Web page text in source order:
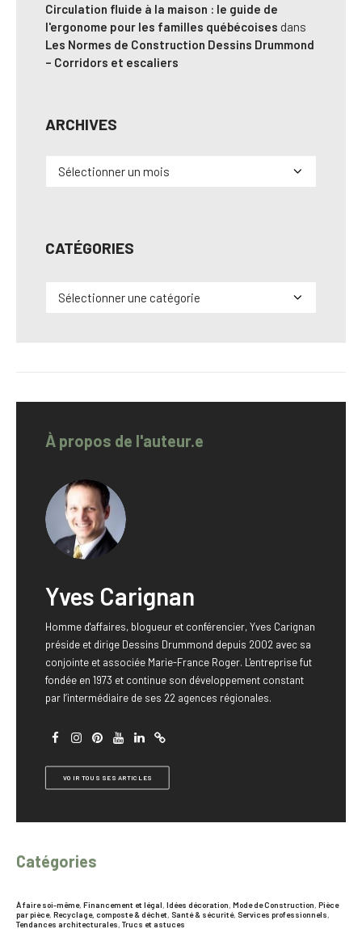
Circulation fluide à la maison : le guide de
l'ergonome pour les familles québécoises dans
Les Normes de Construction Dessins Drummond
– Corridors et escaliers
ARCHIVES
Archives
CATÉGORIES
Catégories
À propos de l'auteur.e
Yves Carignan
Homme d'affaires, blogueur et conférencier, Yves Carignan
préside et dirige Dessins Drummond depuis 2002 avec sa
conjointe et associée Marie-France Roger. L'entreprise fut
fondée en 1973 et continue son développement constant
par l’intermédiaire de ses 22 agences régionales.
VOIR TOUS SES ARTICLES
Catégories
À faire soi-même, Financement et légal, Idées décoration, Mode de Construction, Pièce
par pièce, Recyclage, composte & déchet, Santé & sécurité, Services professionnels,
Tendances architecturales, Trucs et astuces